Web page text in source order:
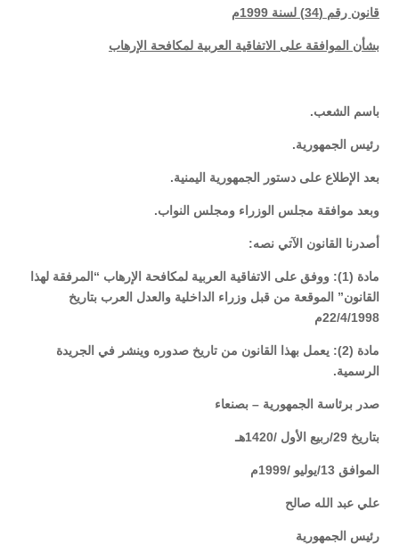
قانون رقم (34) لسنة 1999م
بشأن الموافقة على الاتفاقية العربية لمكافحة الإرهاب
باسم الشعب.
رئيس الجمهورية.
بعد الإطلاع على دستور الجمهورية اليمنية.
وبعد موافقة مجلس الوزراء ومجلس النواب.
أصدرنا القانون الآتي نصه:
مادة (1): ووفق على الاتفاقية العربية لمكافحة الإرهاب “المرفقة لهذا
القانون” الموقعة من قبل وزراء الداخلية والعدل العرب بتاريخ
22/4/1998م
مادة (2): يعمل بهذا القانون من تاريخ صدوره وينشر في الجريدة
الرسمية.
صدر برئاسة الجمهورية – بصنعاء
بتاريخ 29/ربيع الأول /1420هـ
الموافق 13/يوليو /1999م
علي عبد الله صالح
رئيس الجمهورية